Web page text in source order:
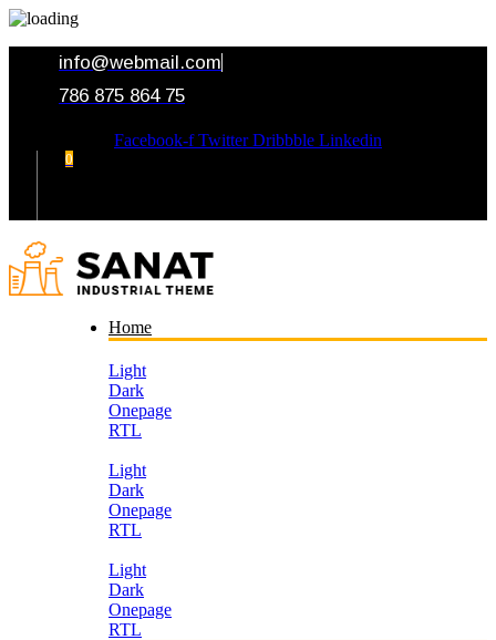
info@webmail.com
786 875 864 75
Facebook-f Twitter Dribbble Linkedin
0
Home
Light
Dark
Onepage
RTL
Light
Dark
Onepage
RTL
Light
Dark
Onepage
RTL